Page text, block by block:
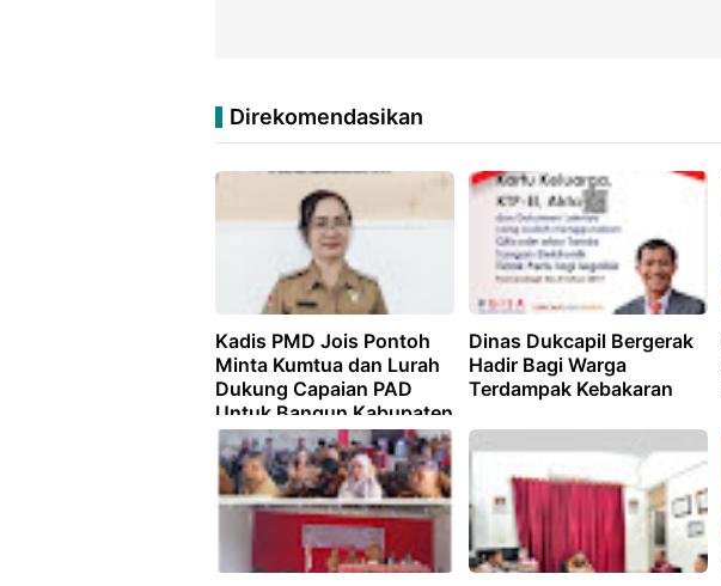
Direkomendasikan
Kadis PMD Jois Pontoh
Minta Kumtua dan Lurah
Dukung Capaian PAD
Untuk Bangun Kabupaten
Mitra
Dinas Dukcapil Bergerak
Hadir Bagi Warga
Terdampak Kebakaran